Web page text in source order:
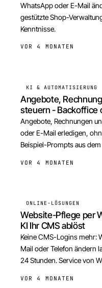
WhatsApp oder E-Mail
gestützte Shop-
Kenntnisse.
VOR 4 MONATEN
KI & AUTOMATISIERUNG
Angebote,
steuern - Backoffice
Angebote, Rechnungen
oder E-Mail erledigen,
Beispiel-Prompts aus
VOR 4 MONATEN
ONLINE-LÖSUNGEN
Website-Pflege per
KI Ihr CMS ablöst
Keine CMS-Logins mehr:
Mail oder Telefon ändern
24 Stunden. Service von
VOR 4 MONATEN